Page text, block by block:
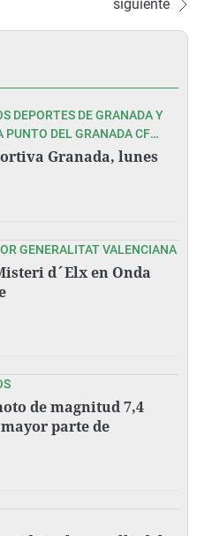
siguiente
DEPORTES DE GRANADA Y
PUNTO DEL GRANADA CF
COMIENZO DE LIGA EN
PEDRO LARA Y TODO SU
Granada, lunes
GENERALITAT VALENCIANA
d´Elx en Onda
de magnitud 7,4
parte de